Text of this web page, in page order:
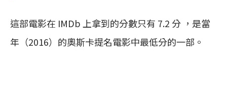
這部電影在 IMDb 上拿到的分數只有 7.2 分 ，是當
年（2016）的奧斯卡提名電影中最低分的一部。